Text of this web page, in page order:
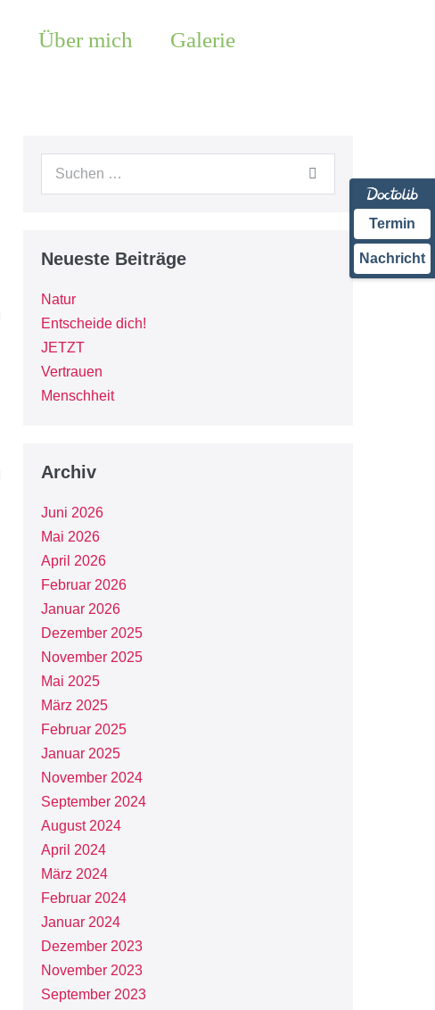
Über mich Galerie
Neueste Beiträge
Natur
Entscheide dich!
JETZT
Vertrauen
Menschheit
Archiv
Juni 2026
Mai 2026
April 2026
Februar 2026
Januar 2026
Dezember 2025
November 2025
Mai 2025
März 2025
Februar 2025
Januar 2025
November 2024
September 2024
August 2024
April 2024
März 2024
Februar 2024
Januar 2024
Dezember 2023
November 2023
September 2023
Termin
Nachricht